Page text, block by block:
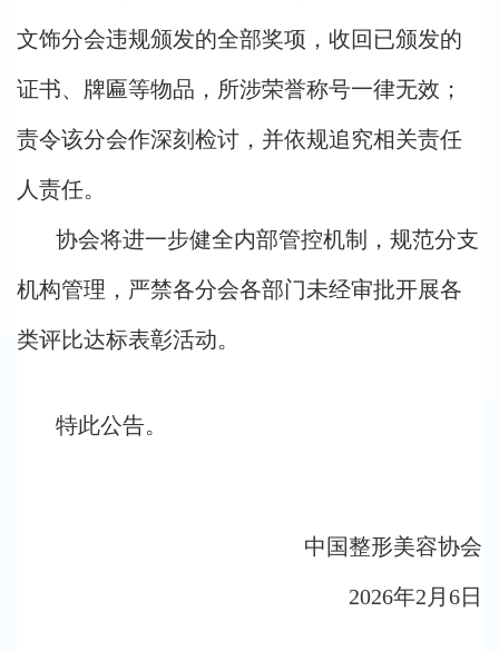
文饰分会违规颁发的全部奖项，收回已颁发的
证书、牌匾等物品，所涉荣誉称号一律无效；
责令该分会作深刻检讨，并依规追究相关责任
人责任。
协会将进一步健全内部管控机制，规范分支
机构管理，严禁各分会各部门未经审批开展各
类评比达标表彰活动。
特此公告。
中国整形美容协会
2026年2月6日